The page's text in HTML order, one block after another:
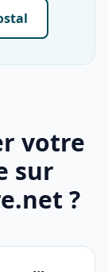
votre
sur
?